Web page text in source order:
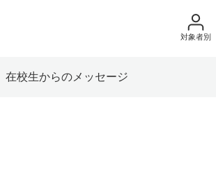
在校生からのメッセージ
対象者別